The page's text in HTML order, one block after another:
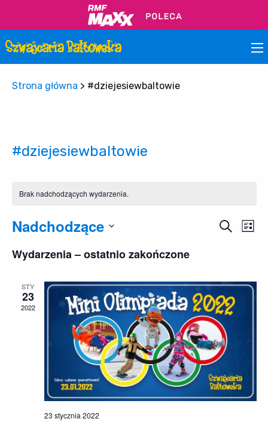
Strona główna > #dziejesiewbaltowie
#dziejesiewbaltowie
Brak nadchodzących wydarzenia.
i
Szukaj
Lista
Nadchodzące
datę.
Wydarzenia – ostatnio zakończone
STY
23
2022
23 stycznia 2022